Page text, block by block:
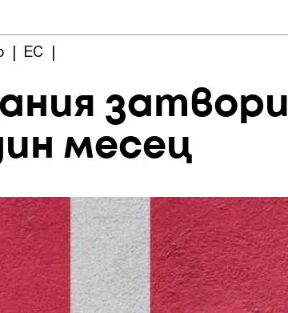
| ЕС |
месец